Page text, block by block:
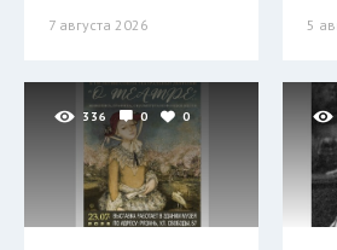
7 августа 2026 5
336 0 0